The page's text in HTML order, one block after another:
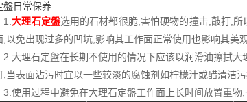
盤日常保养
大理石定盤选用的石材都很脆,害怕硬物的撞击,敲打,
,以免出现过多的凹坑,影响其工作面正常使用也影响其美
理石定盤在长期不使用的情况下应该以润滑油擦拭大
,当表面沾污时宜以一些较淡的腐蚀剂如柠檬汁或醋清洁
用过程中避免在大理石定盤工作面上长时间放置重物,